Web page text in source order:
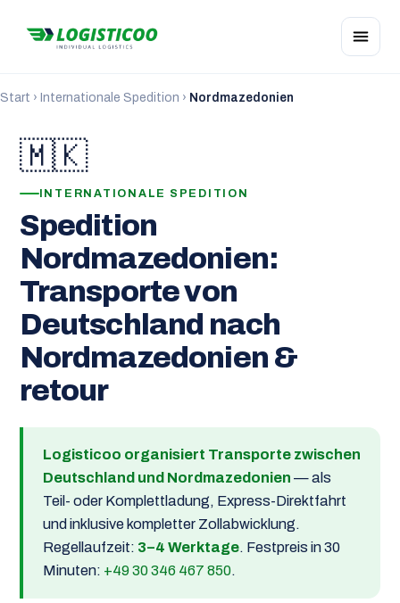
Start › Internationale Spedition › Nordmazedonien
🇲🇰
INTERNATIONALE SPEDITION
Spedition
Nordmazedonien:
Transporte von
Deutschland nach
Nordmazedonien &
retour
Logisticoo organisiert Transporte zwischen
Deutschland und Nordmazedonien — als
Teil- oder Komplettladung, Express-Direktfahrt
und inklusive kompletter Zollabwicklung.
Regellaufzeit: 3–4 Werktage. Festpreis in 30
Minuten: +49 30 346 467 850.